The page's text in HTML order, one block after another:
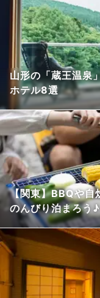
山形の「蔵王温泉
ホテル8選
【関東】BBQや自
のんびり泊まろう♪